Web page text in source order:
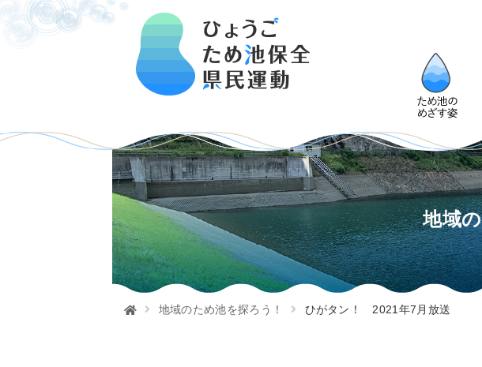
地域
地域のため池を探ろう！ ひがタン！ 2021年7月放送